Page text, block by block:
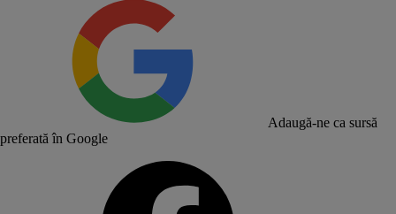
Adaugă-ne ca sursă
preferată în Google